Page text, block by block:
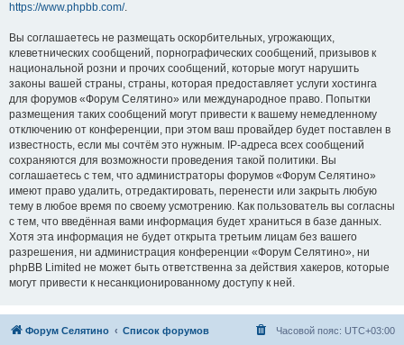
https://www.phpbb.com/.
Вы соглашаетесь не размещать оскорбительных, угрожающих,
клеветнических сообщений, порнографических сообщений, призывов к
национальной розни и прочих сообщений, которые могут нарушить
законы вашей страны, страны, которая предоставляет услуги хостинга
для форумов «Форум Селятино» или международное право. Попытки
размещения таких сообщений могут привести к вашему немедленному
отключению от конференции, при этом ваш провайдер будет поставлен в
известность, если мы сочтём это нужным. IP-адреса всех сообщений
сохраняются для возможности проведения такой политики. Вы
соглашаетесь с тем, что администраторы форумов «Форум Селятино»
имеют право удалить, отредактировать, перенести или закрыть любую
тему в любое время по своему усмотрению. Как пользователь вы согласны
с тем, что введённая вами информация будет храниться в базе данных.
Хотя эта информация не будет открыта третьим лицам без вашего
разрешения, ни администрация конференции «Форум Селятино», ни
phpBB Limited не может быть ответственна за действия хакеров, которые
могут привести к несанкционированному доступу к ней.
Форум Селятино Список форумов Часовой пояс: UTC+03:00